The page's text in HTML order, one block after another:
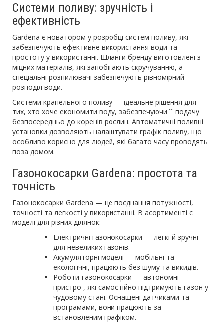
Системи поливу: зручність і
ефективність
Gardena є новатором у розробці систем поливу, які
забезпечують ефективне використання води та
простоту у використанні. Шланги бренду виготовлені з
міцних матеріалів, які запобігають скручуванню, а
спеціальні розпилювачі забезпечують рівномірний
розподіл води.
Системи крапельного поливу — ідеальне рішення для
тих, хто хоче економити воду, забезпечуючи її подачу
безпосередньо до коренів рослин. Автоматичні поливні
установки дозволяють налаштувати графік поливу, що
особливо корисно для людей, які багато часу проводять
поза домом.
Газонокосарки Gardena: простота та
точність
Газонокосарки Gardena — це поєднання потужності,
точності та легкості у використанні. В асортименті є
моделі для різних ділянок:
Електричні газонокосарки — легкі й зручні
для невеликих газонів.
Акумуляторні моделі — мобільні та
екологічні, працюють без шуму та викидів.
Роботи-газонокосарки — автономні
пристрої, які самостійно підтримують газон у
чудовому стані. Оснащені датчиками та
програмами, вони працюють за
встановленим графіком.